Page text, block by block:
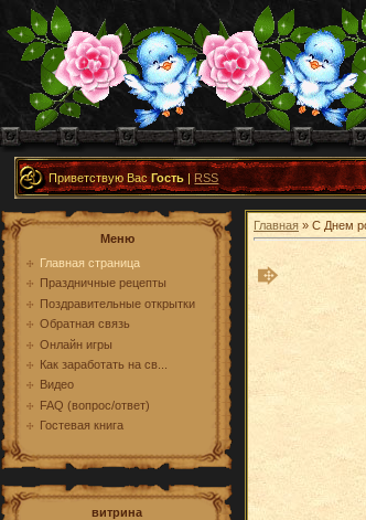
Приветствую ВасГость |RSS
Меню
Главная страница
Праздничные рецепты
Поздравительные открытки
Обратная связь
Онлайн игры
Как заработать на св...
Видео
FAQ (вопрос/ответ)
Гостевая книга
витрина
Главная » С Днем